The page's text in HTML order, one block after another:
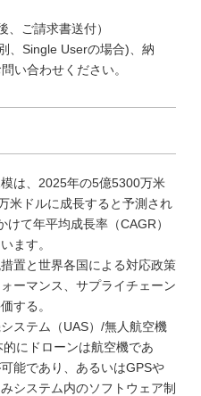
、ご請求書送付）
、Single Userの場合)、納
い合わせください。
は、2025年の5億5300万米
米ドルに成長すると予測され
て年平均成長率（CAGR）
ます。
置と世界各国による対応政策
ーマンス、サプライチェーン
する。
ステム（UAS）/無人航空機
的にドローンは航空機であ
能であり、あるいはGPSや
システム内のソフトウェア制